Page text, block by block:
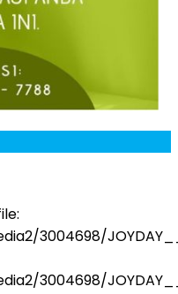
3004698/
3004698/